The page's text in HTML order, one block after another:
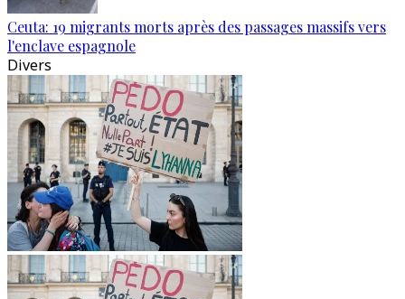
Ceuta: 19 migrants morts après des passages massifs vers
l'enclave espagnole
Divers